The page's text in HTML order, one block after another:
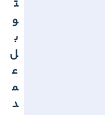
ت
و
ب
ل
ع
م
د